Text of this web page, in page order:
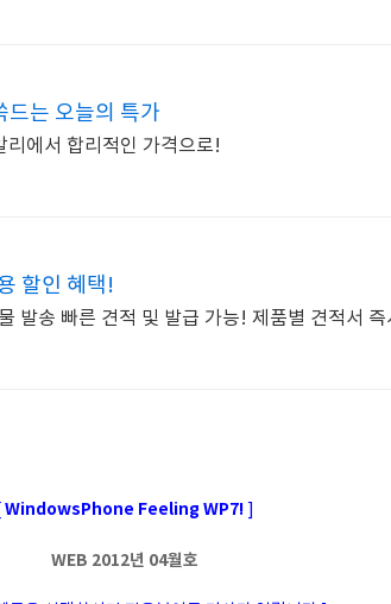
드는 오늘의 특가
에서 합리적인 가격으로!
할인 혜택!
발송 빠른 견적 및 발급 가능! 제품별 견적서 즉
WindowsPhone Feeling WP7! ]
WEB 2012년 04월호